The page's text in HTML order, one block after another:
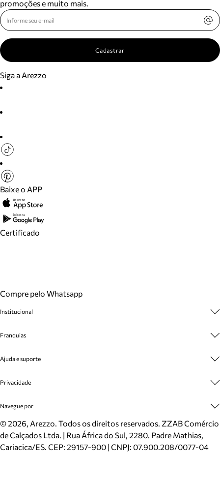
promoções e muito mais.
Cadastrar
Siga a Arezzo
Baixe o APP
Certificado
Compre pelo Whatsapp
Institucional
Cashback
Venda Corporativa
Mapa do Site
Inverno
Mundo Arezzo
Franquias
Plano de Negócio
Ajuda e suporte
Cadastro
Meus Pedidos
Trocas e Devoluções
Cartão Presente
Localizador de lojas
Privacidade
Politica e Privacidade
Navegue por
Sapatos
Bolsas
Scarpins
©2026, Arezzo. Todos os direitos reservados. ZZAB Comércio
de Calçados Ltda. | Rua África do Sul, 2280. Padre Mathias,
Cariacica/ES. CEP: 29157-900 | CNPJ: 07.900.208/0077-04